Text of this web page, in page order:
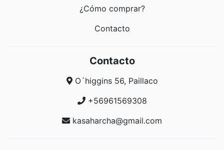
¿Cómo comprar?
Contacto
Contacto
O´higgins 56, Paillaco
+56961569308
kasaharcha@gmail.com